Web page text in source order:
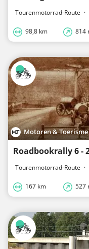
Tourenmotorrad-Route ·
98,8 km 814
Motoren & Toerisme
Roadbookrally 6 -
Tourenmotorrad-Route ·
167 km 527